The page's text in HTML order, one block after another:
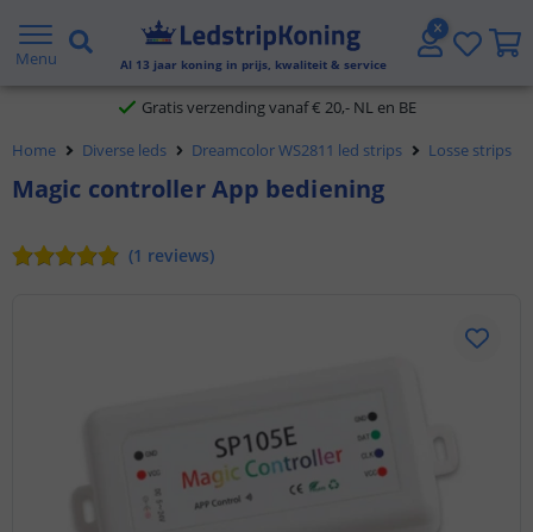
Menu Al 13 jaar koning in prijs, kwaliteit & service
5 jaar garantie
Gratis verzending vanaf € 20,- NL en BE
Klantbeoordeling 9.1
Home Diverse leds Dreamcolor WS2811 led strips Losse strips
Magic controller App bediening
(1 reviews)